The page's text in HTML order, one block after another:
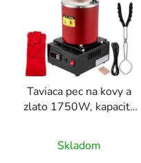
Taviaca pec na kovy a
zlato 1750W, kapacita
hodnotenie
Skladom